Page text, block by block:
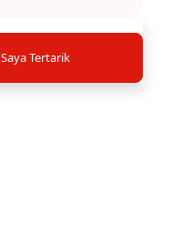
Saya Tertarik